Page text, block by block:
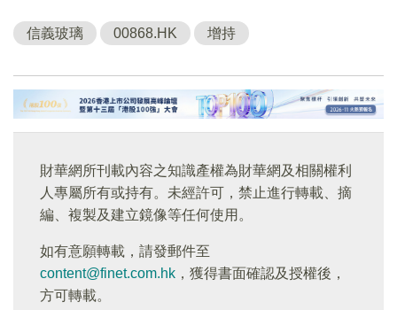
信義玻璃 00868.HK 增持
財華網所刊載內容之知識產權為財華網及相關權利
人專屬所有或持有。未經許可，禁止進行轉載、摘
編、複製及建立鏡像等任何使用。
如有意願轉載，請發郵件至
content@finet.com.hk ，獲得書面確認及授權後，
方可轉載。